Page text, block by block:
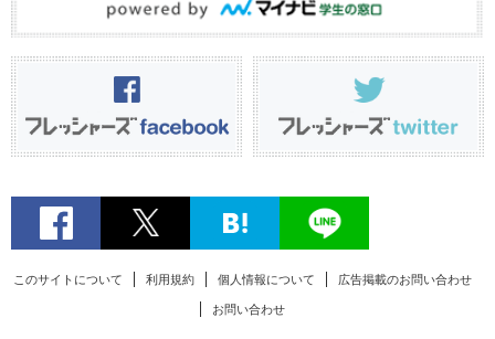
このサイトについて 利用規約 個人情報について 広告掲載のお問い合わせ
お問い合わせ